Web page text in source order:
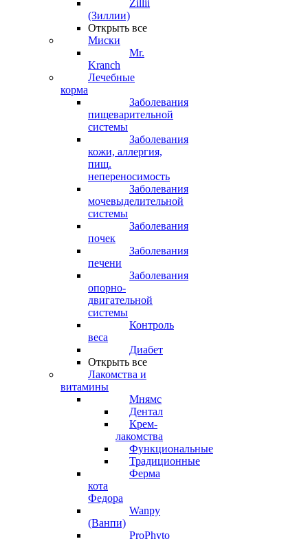
Zillii
(Зиллии)
Открыть все
Миски
Mr.
Kranch
Лечебные
корма
Заболевания
пищеварительной
системы
Заболевания
кожи, аллергия,
пищ.
непереносимость
Заболевания
мочевыделительной
системы
Заболевания
почек
Заболевания
печени
Заболевания
опорно-
двигательной
системы
Контроль
веса
Диабет
Открыть все
Лакомства и
витамины
Мнямс
Дентал
Крем-
лакомства
Функциональные
Традиционные
Ферма
кота
Федора
Wanpy
(Ванпи)
ProPhyto